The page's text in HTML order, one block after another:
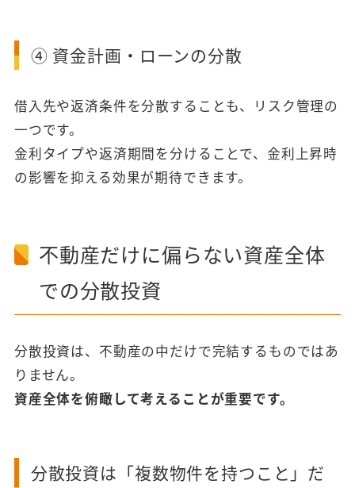
④ 資金計画・ローンの分散
借入先や返済条件を分散することも、リスク管理の
一つです。
金利タイプや返済期間を分けることで、金利上昇時
の影響を抑える効果が期待できます。
不動産だけに偏らない資産全体
での分散投資
分散投資は、不動産の中だけで完結するものではあ
りません。
資産全体を俯瞰して考えることが重要です。
分散投資は「複数物件を持つこと」だ